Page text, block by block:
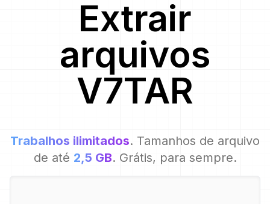
Extrair
arquivos
V7TAR
Trabalhos ilimitados. Tamanhos de arquivo
de até 2,5 GB. Grátis, para sempre.